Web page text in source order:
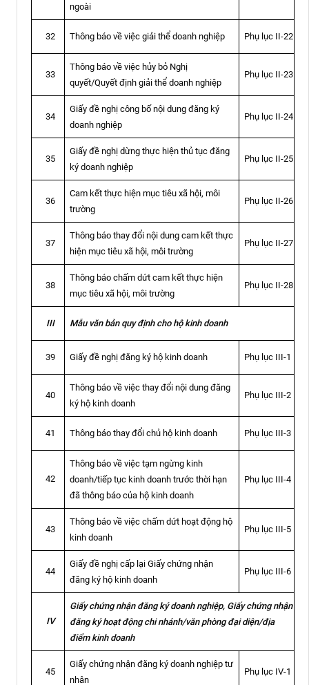
ngoài
32 Thông báo về việc giải thể doanh nghiệp Phụ lục II-22
33
Thông báo về việc hủy bỏ Nghị
quyết/Quyết định giải thể doanh nghiệp
Phụ lục II-23
34
Giấy đề nghị công bố nội dung đăng ký
doanh nghiệp
Phụ lục II-24
35
Giấy đề nghị dừng thực hiện thủ tục đăng
ký doanh nghiệp
Phụ lục II-25
36
Cam kết thực hiện mục tiêu xã hội, môi
trường
Phụ lục II-26
37
Thông báo thay đổi nội dung cam kết thực
hiện mục tiêu xã hội, môi trường
Phụ lục II-27
38
Thông báo chấm dứt cam kết thực hiện
mục tiêu xã hội, môi trường
Phụ lục II-28
III Mẫu văn bản quy định cho hộ kinh doanh
39 Giấy đề nghị đăng ký hộ kinh doanh Phụ lục III-1
40
Thông báo về việc thay đổi nội dung đăng
ký hộ kinh doanh
Phụ lục III-2
41 Thông báo thay đổi chủ hộ kinh doanh Phụ lục III-3
42
Thông báo về việc tạm ngừng kinh
doanh/tiếp tục kinh doanh trước thời hạn
đã thông báo của hộ kinh doanh
Phụ lục III-4
43
Thông báo về việc chấm dứt hoạt động hộ
kinh doanh
Phụ lục III-5
44
Giấy đề nghị cấp lại Giấy chứng nhận
đăng ký hộ kinh doanh
Phụ lục III-6
IV
Giấy chứng nhận đăng ký doanh nghiệp, Giấy chứng nhận
đăng ký hoạt động chi nhánh/văn phòng đại diện/địa
điểm kinh doanh
45
Giấy chứng nhận đăng ký doanh nghiệp tư
nhân
Phụ lục IV-1